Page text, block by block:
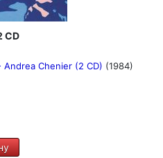
CD
Chenier (2 CD) (1984)